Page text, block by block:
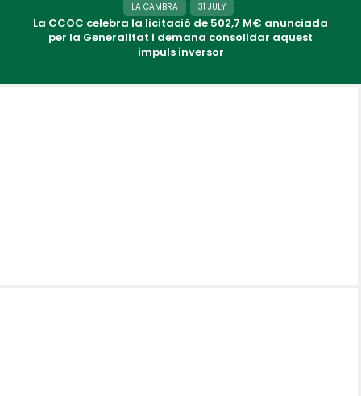
LA CAMBRA 31 JULY
La CCOC celebra la licitació de 502,7 M€ anunciada
per la Generalitat i demana consolidar aquest
impuls inversor